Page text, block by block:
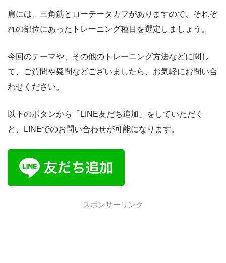
肩には、三角筋とローテータカフがありますので、それぞ
れの部位にあったトレーニング種目を選定しましょう。
今回のテーマや、その他のトレーニング方法などに関し
て、ご質問や疑問などございましたら、お気軽にお問い合
わせください。
以下のボタンから「LINE友だち追加」をしていただく
と、LINEでのお問い合わせが可能になります。
スポンサーリンク